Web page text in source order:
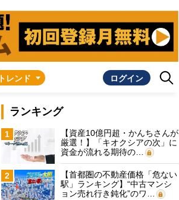
トレンド ログイン
ランキング
1
【資産10億円超・かんちさんが
厳選！】「キオクシアの次」に
資金が流れる期待の…
2
【首都圏の不動産価格「危ない
駅」ランキング】“中古マンシ
ョン売れ行き鈍化”のワ…